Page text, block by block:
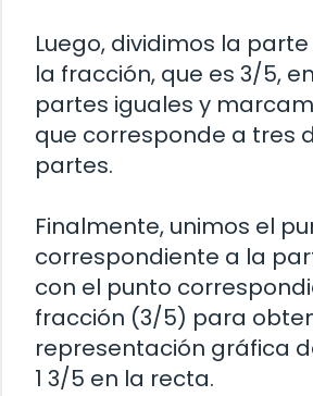
Luego, dividimos la
la fracción, que es 3/5,
partes iguales y
que corresponde a tres
partes.
Finalmente, unimos el
correspondiente a la
con el punto
fracción (3/5) para
representación gráfica
1 3/5 en la recta.